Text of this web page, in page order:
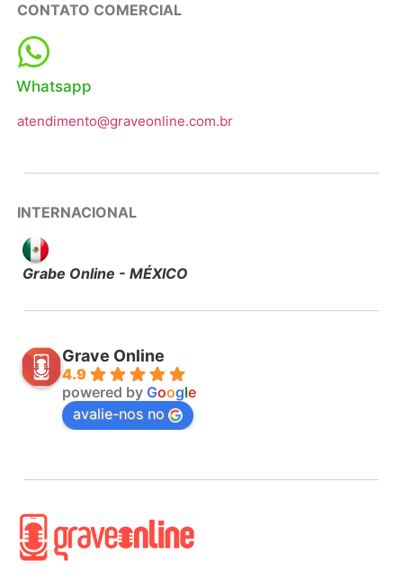
CONTATO COMERCIAL
Whatsapp
atendimento@graveonline.com.br
INTERNACIONAL
Grabe Online - MÉXICO
Grave Online
4.9
powered by Google
avalie-nos no